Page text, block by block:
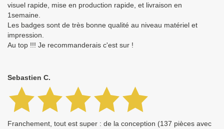
visuel rapide, mise en production rapide, et livraison en
1semaine.
Les badges sont de très bonne qualité au niveau matériel et
impression.
Au top !!! Je recommanderais c'est sur !
Sebastien C.
Franchement, tout est super : de la conception (137 pièces avec